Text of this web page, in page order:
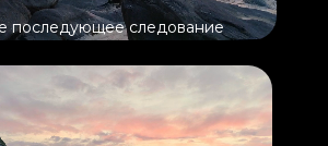
последующее следование